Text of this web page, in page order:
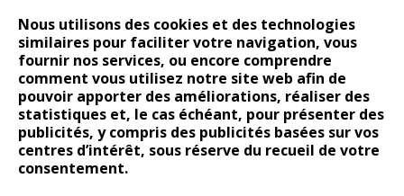
Nous utilisons des cookies et des technologies
similaires pour faciliter votre navigation, vous
fournir nos services, ou encore comprendre
comment vous utilisez notre site web afin de
pouvoir apporter des améliorations, réaliser des
statistiques et, le cas échéant, pour présenter des
publicités, y compris des publicités basées sur vos
centres d’intérêt, sous réserve du recueil de votre
consentement.
14 juillet : nouveau film de marque pour Citroën
Renault Espace : voyage, voyage…
Peugeot E-208 GTi : naissance d’une légende
COMMENTAIRES RÉCENTS
Bernard DardartdansDacia Sandero : pour les gens vrais